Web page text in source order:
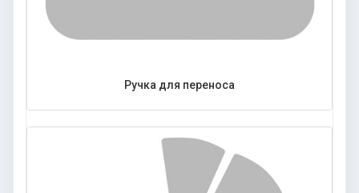
Ручка для переноса